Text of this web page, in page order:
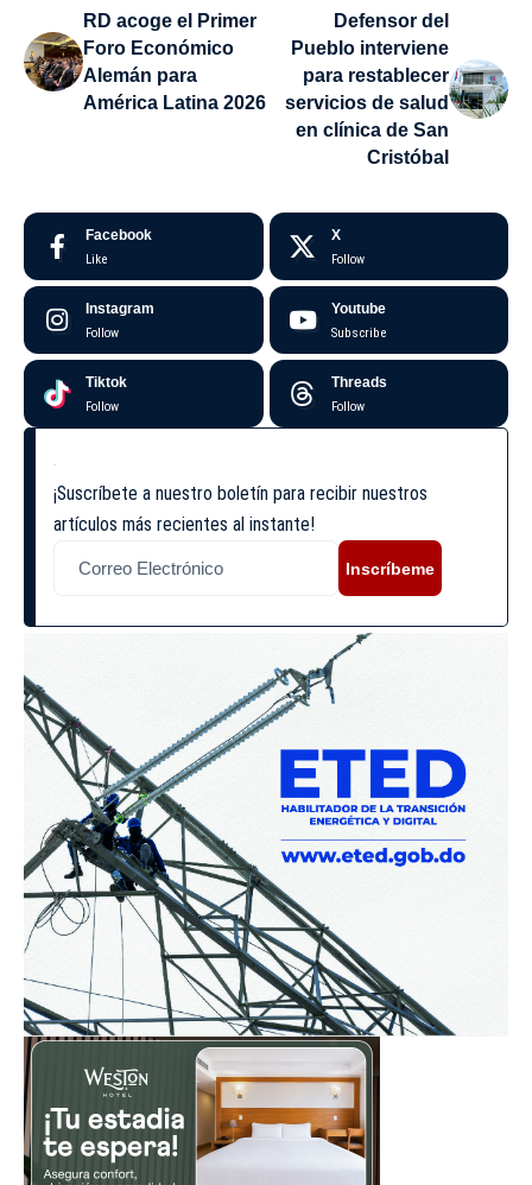
RD acoge el Primer
Foro Económico
Alemán para
América Latina 2026
Defensor del
Pueblo interviene
para restablecer
servicios de salud
en clínica de San
Cristóbal
Facebook
Like
X
Follow
Instagram
Follow
Youtube
Subscribe
Tiktok
Follow
Threads
Follow
¡Suscríbete a nuestro boletín para recibir nuestros
artículos más recientes al instante!
Inscríbeme